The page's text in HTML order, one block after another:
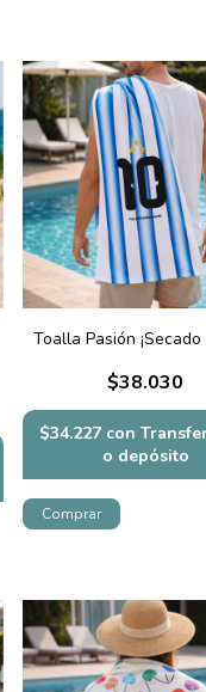
Toalla Pasión
$38.030
$34.227 con
o depósito